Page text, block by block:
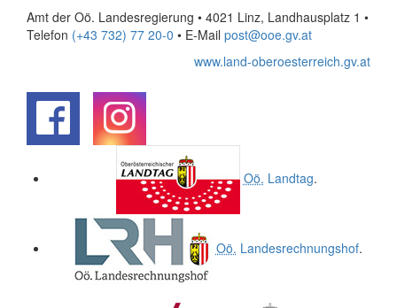
Amt der Oö. Landesregierung • 4021 Linz, Landhausplatz 1 •
Telefon (+43 732) 77 20-0 • E-Mail post@ooe.gv.at
www.land-oberoesterreich.gv.at
Oö. Landtag.
Oö. Landesrechnungshof.